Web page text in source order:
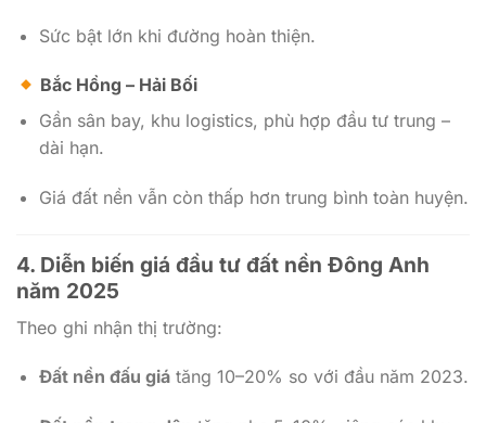
Sức bật lớn khi đường hoàn thiện.
Bắc Hồng – Hải Bối
Gần sân bay, khu logistics, phù hợp đầu tư trung –
dài hạn.
Giá đất nền vẫn còn thấp hơn trung bình toàn huyện.
4. Diễn biến giá đầu tư đất nền Đông Anh
năm 2025
Theo ghi nhận thị trường:
Đất nền đấu giátăng 10–20% so với đầu năm 2023.